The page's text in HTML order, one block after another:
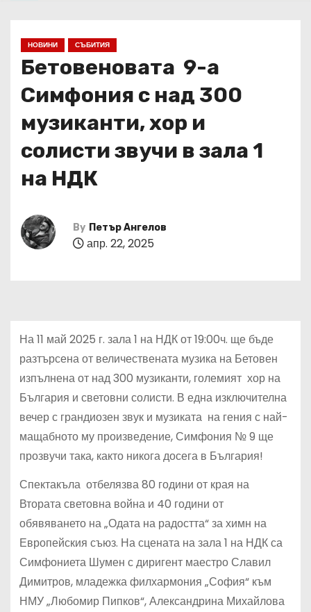
НОВИНИ СЪБИТИЯ
Бетовеновата 9-а
Симфония с над 300
музиканти, хор и
солисти звучи в зала 1
на НДК
By Петър Ангелов
апр. 22, 2025
На 11 май 2025 г. зала 1 на НДК от 19:00ч. ще бъде
разтърсена от величествената музика на Бетовен
изпълнена от над 300 музиканти, големият хор на
България и световни солисти. В една изключителна
вечер с грандиозен звук и музиката на гения с най-
мащабното му произведение, Симфония № 9 ще
прозвучи така, както никога досега в България!
Спектакъла отбелязва 80 години от края на
Втората световна война и 40 години от
обявяването на „Одата на радостта“ за химн на
Европейския съюз. На сцената на зала 1 на НДК са
Симфониета Шумен с диригент маестро Славил
Димитров, младежка филхармония „София“ към
НМУ „Любомир Пипков“, Александрина Михайлова